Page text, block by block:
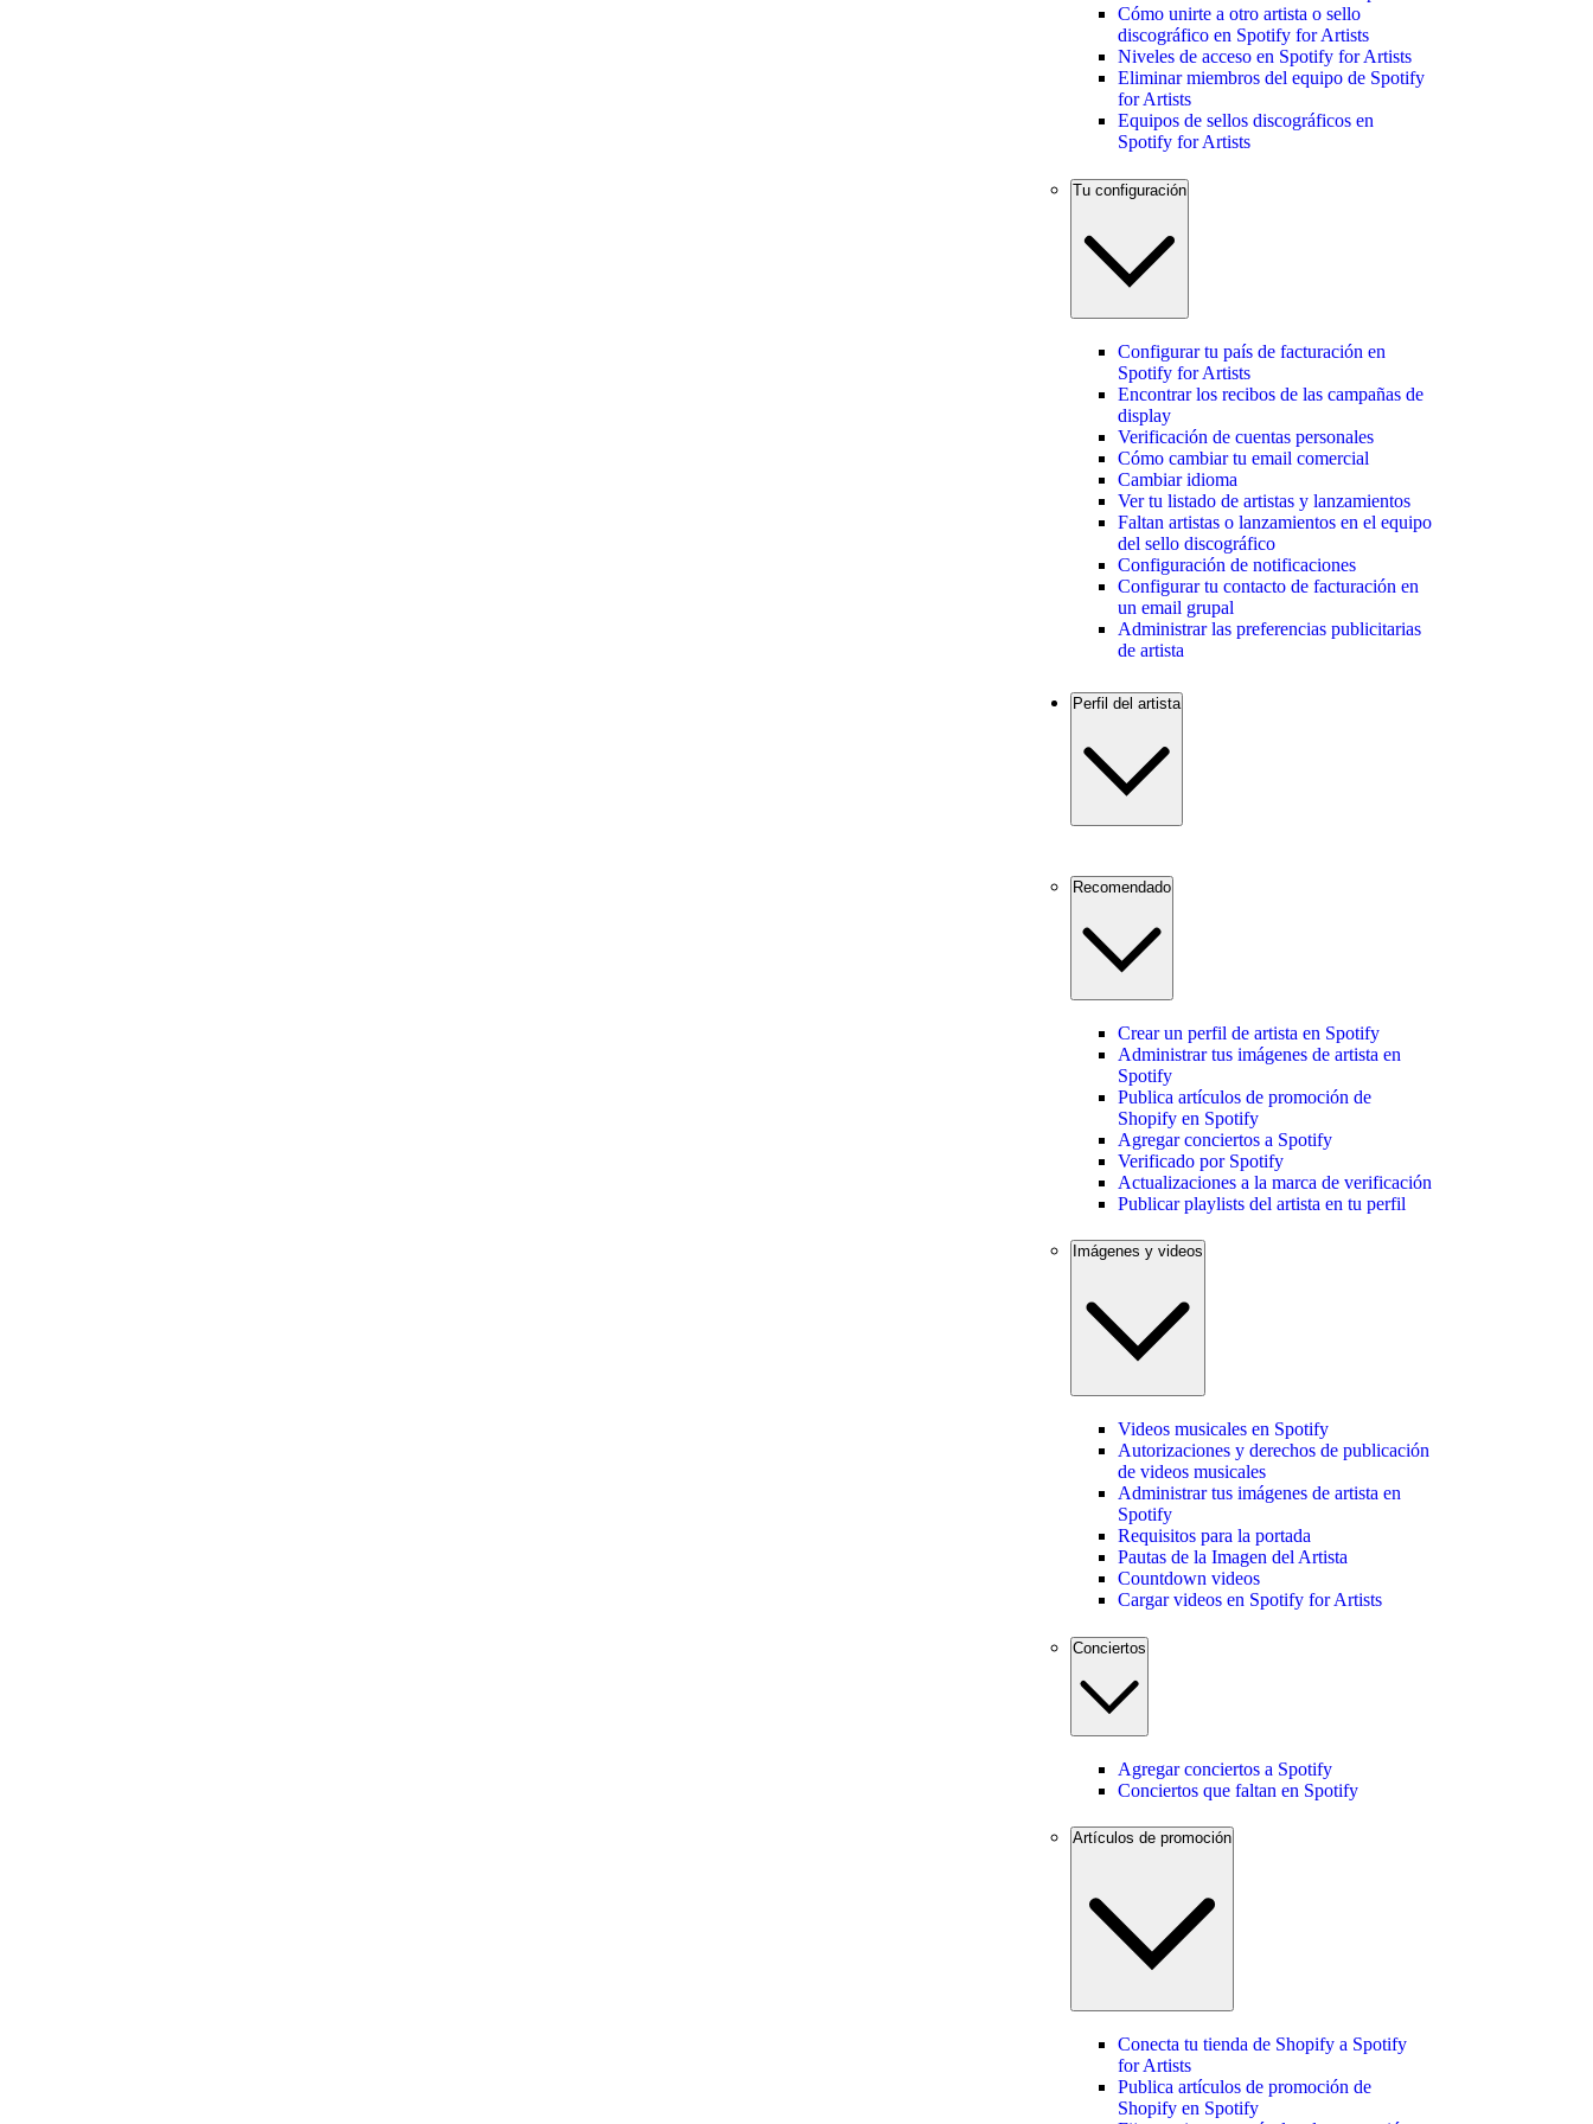
Cómo unirte a otro artista o sello
discográfico en Spotify for Artists
Niveles de acceso en Spotify for Artists
Eliminar miembros del equipo de Spotify
for Artists
Equipos de sellos discográficos en
Spotify for Artists
Tu configuración
Configurar tu país de facturación en
Spotify for Artists
Encontrar los recibos de las campañas de
display
Verificación de cuentas personales
Cómo cambiar tu email comercial
Cambiar idioma
Ver tu listado de artistas y lanzamientos
Faltan artistas o lanzamientos en el equipo
del sello discográfico
Configuración de notificaciones
Configurar tu contacto de facturación en
un email grupal
Administrar las preferencias publicitarias
de artista
Perfil del artista
Recomendado
Crear un perfil de artista en Spotify
Administrar tus imágenes de artista en
Spotify
Publica artículos de promoción de
Shopify en Spotify
Agregar conciertos a Spotify
Verificado por Spotify
Actualizaciones a la marca de verificación
Publicar playlists del artista en tu perfil
Imágenes y videos
Videos musicales en Spotify
Autorizaciones y derechos de publicación
de videos musicales
Administrar tus imágenes de artista en
Spotify
Requisitos para la portada
Pautas de la Imagen del Artista
Countdown videos
Cargar videos en Spotify for Artists
Conciertos
Agregar conciertos a Spotify
Conciertos que faltan en Spotify
Artículos de promoción
Conecta tu tienda de Shopify a Spotify
for Artists
Publica artículos de promoción de
Shopify en Spotify